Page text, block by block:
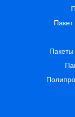
Пакеты